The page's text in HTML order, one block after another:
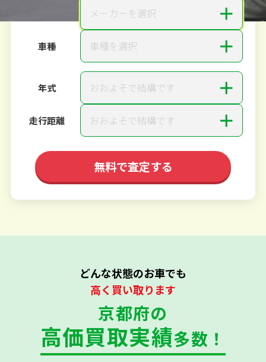
メーカーを選択 ＋
車種 車種を選択 ＋
年式 おおよそで結構です ＋
走行距離 おおよそで結構です ＋
無料で査定する
どんな状態のお車でも
高く買い取ります
京都府の
高価買取実績多数！